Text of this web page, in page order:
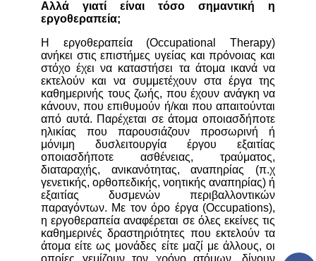
Αλλά γιατί είναι τόσο σημαντική η
εργοθεραπεία;
Η εργοθεραπεία (Occupational Therapy)
ανήκει στις επιστήμες υγείας και πρόνοιας και
στόχο έχει να καταστήσει τα άτομα ικανά να
εκτελούν και να συμμετέχουν στα έργα της
καθημερινής τους ζωής, που έχουν ανάγκη να
κάνουν, που επιθυμούν ή/και που απαιτούνται
από αυτά. Παρέχεται σε άτομα οποιασδήποτε
ηλικίας που παρουσιάζουν προσωρινή ή
μόνιμη δυσλειτουργία έργου εξαιτίας
οποιασδήποτε ασθένειας, τραύματος,
διαταραχής, ανικανότητας, αναπηρίας (π.χ
γενετικής, ορθοπεδικής, νοητικής αναπηρίας) ή
εξαιτίας δυσμενών περιβαλλοντικών
παραγόντων. Με τον όρο έργα (Occupations),
η εργοθεραπεία αναφέρεται σε όλες εκείνες τις
καθημερινές δραστηριότητες που εκτελούν τα
άτομα είτε ως μονάδες είτε μαζί με άλλους, οι